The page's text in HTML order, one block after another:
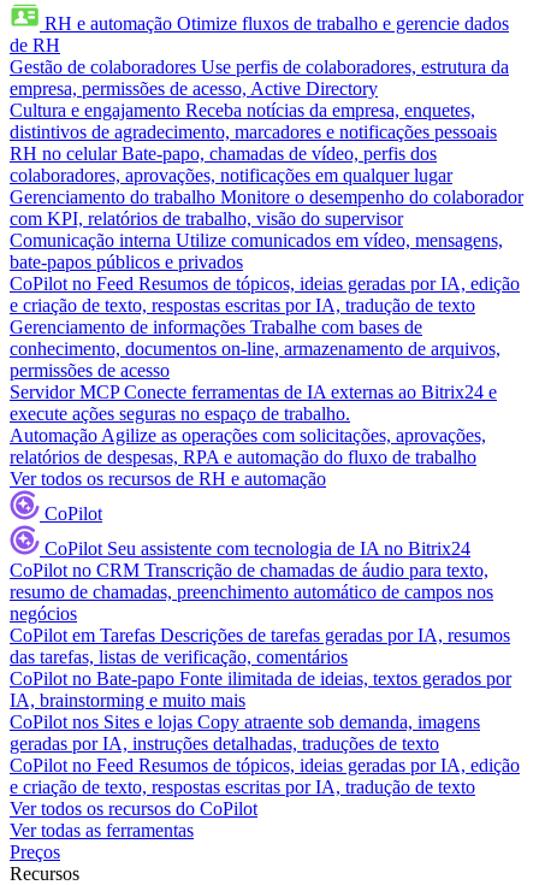
RH e automação Otimize fluxos de trabalho e gerencie dados
de RH
Gestão de colaboradores Use perfis de colaboradores, estrutura da
empresa, permissões de acesso, Active Directory
Cultura e engajamento Receba notícias da empresa, enquetes,
distintivos de agradecimento, marcadores e notificações pessoais
RH no celular Bate-papo, chamadas de vídeo, perfis dos
colaboradores, aprovações, notificações em qualquer lugar
Gerenciamento do trabalho Monitore o desempenho do colaborador
com KPI, relatórios de trabalho, visão do supervisor
Comunicação interna Utilize comunicados em vídeo, mensagens,
bate-papos públicos e privados
CoPilot no Feed Resumos de tópicos, ideias geradas por IA, edição
e criação de texto, respostas escritas por IA, tradução de texto
Gerenciamento de informações Trabalhe com bases de
conhecimento, documentos on-line, armazenamento de arquivos,
permissões de acesso
Servidor MCP Conecte ferramentas de IA externas ao Bitrix24 e
execute ações seguras no espaço de trabalho.
Automação Agilize as operações com solicitações, aprovações,
relatórios de despesas, RPA e automação do fluxo de trabalho
Ver todos os recursos de RH e automação
CoPilot
CoPilot Seu assistente com tecnologia de IA no Bitrix24
CoPilot no CRM Transcrição de chamadas de áudio para texto,
resumo de chamadas, preenchimento automático de campos nos
negócios
CoPilot em Tarefas Descrições de tarefas geradas por IA, resumos
das tarefas, listas de verificação, comentários
CoPilot no Bate-papo Fonte ilimitada de ideias, textos gerados por
IA, brainstorming e muito mais
CoPilot nos Sites e lojas Copy atraente sob demanda, imagens
geradas por IA, instruções detalhadas, traduções de texto
CoPilot no Feed Resumos de tópicos, ideias geradas por IA, edição
e criação de texto, respostas escritas por IA, tradução de texto
Ver todos os recursos do CoPilot
Ver todas as ferramentas
Preços
Recursos